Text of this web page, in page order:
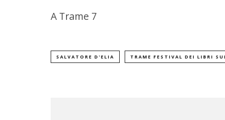
A Trame 7
SALVATORE D'ELIA TRAME FESTIVAL DEI LIBRI